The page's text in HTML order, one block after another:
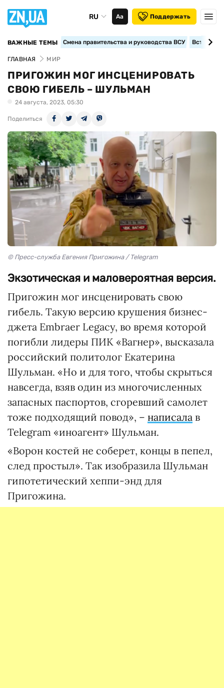
RU Аа Поддержать
ВАЖНЫЕ ТЕМЫ Смена правительства и руководства ВСУ
ГЛАВНАЯ МИР
ПРИГОЖИН МОГ ИНСЦЕНИРОВАТЬ
СВОЮ ГИБЕЛЬ – ШУЛЬМАН
24 августа, 2023, 05:30
Поделиться
© Пресс-служба Евгения Пригожина / Telegram
Экзотическая и маловероятная версия.
Пригожин мог инсценировать свою
гибель. Такую версию крушения бизнес-
джета Embraer Legacy, во время которой
погибли лидеры ПИК «Вагнер», высказала
российский политолог Екатерина
Шульман. «Но и для того, чтобы скрыться
навсегда, взяв один из многочисленных
запасных паспортов, сгоревший самолет
тоже подходящий повод», – написала в
Telegram «иноагент» Шульман.
«Ворон костей не соберет, концы в пепел,
след простыл». Так изобразила Шульман
гипотетический хеппи-энд для
Пригожина.